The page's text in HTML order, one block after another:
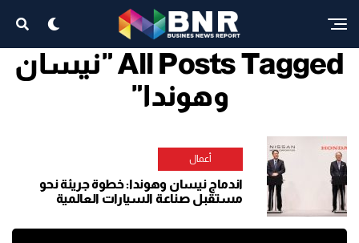
All Posts Tagged "نيسان
وهوندا"
أعمال
اندماج نيسان وهوندا: خطوة جريئة نحو
مستقبل صناعة السيارات العالمية